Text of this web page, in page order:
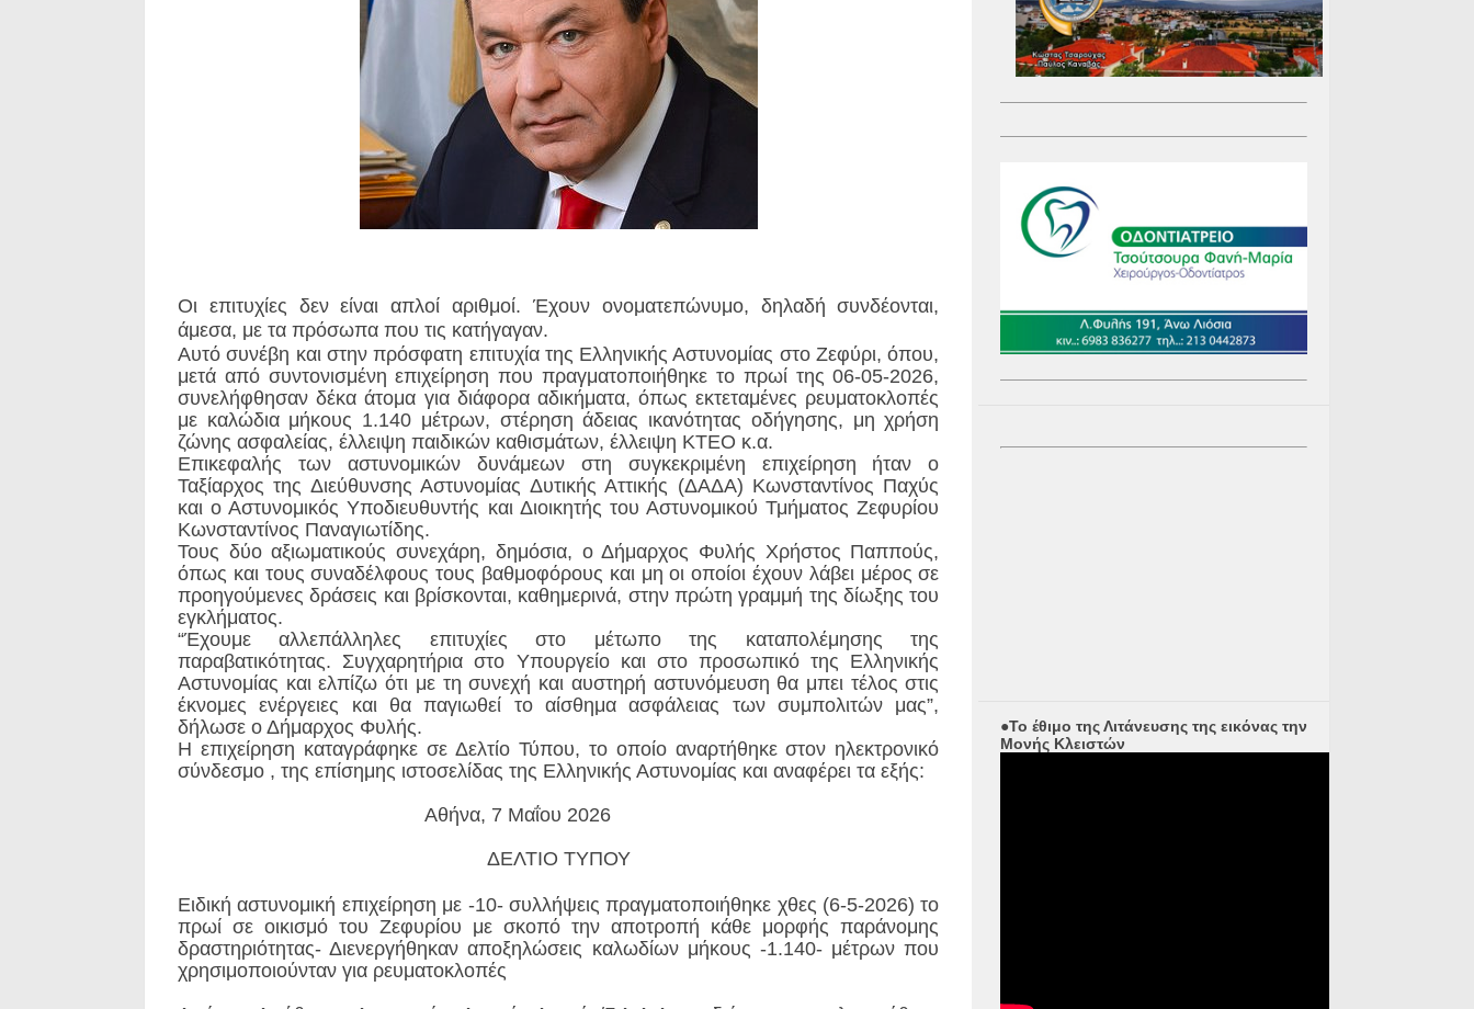
Οι επιτυχίες δεν είναι απλοί αριθμοί. Έχουν ονοματεπώνυμο, δηλαδή συνδέονται,
άμεσα, με τα πρόσωπα που τις κατήγαγαν.
Αυτό συνέβη και στην πρόσφατη επιτυχία της Ελληνικής Αστυνομίας στο Ζεφύρι, όπου,
μετά από συντονισμένη επιχείρηση που πραγματοποιήθηκε το πρωί της 06-05-2026,
συνελήφθησαν δέκα άτομα για διάφορα αδικήματα, όπως εκτεταμένες ρευματοκλοπές
με καλώδια μήκους 1.140 μέτρων, στέρηση άδειας ικανότητας οδήγησης, μη χρήση
ζώνης ασφαλείας, έλλειψη παιδικών καθισμάτων, έλλειψη ΚΤΕΟ κ.α.
Επικεφαλής των αστυνομικών δυνάμεων στη συγκεκριμένη επιχείρηση ήταν ο
Ταξίαρχος της Διεύθυνσης Αστυνομίας Δυτικής Αττικής (ΔΑΔΑ) Κωνσταντίνος Παχύς
και ο Αστυνομικός Υποδιευθυντής και Διοικητής του Αστυνομικού Τμήματος Ζεφυρίου
Κωνσταντίνος Παναγιωτίδης.
Τους δύο αξιωματικούς συνεχάρη, δημόσια, ο Δήμαρχος Φυλής Χρήστος Παππούς,
όπως και τους συναδέλφους τους βαθμοφόρους και μη οι οποίοι έχουν λάβει μέρος σε
προηγούμενες δράσεις και βρίσκονται, καθημερινά, στην πρώτη γραμμή της δίωξης του
εγκλήματος.
“Έχουμε αλλεπάλληλες επιτυχίες στο μέτωπο της καταπολέμησης της
παραβατικότητας. Συγχαρητήρια στο Υπουργείο και στο προσωπικό της Ελληνικής
Αστυνομίας και ελπίζω ότι με τη συνεχή και αυστηρή αστυνόμευση θα μπει τέλος στις
έκνομες ενέργειες και θα παγιωθεί το αίσθημα ασφάλειας των συμπολιτών μας”,
δήλωσε ο Δήμαρχος Φυλής.
Η επιχείρηση καταγράφηκε σε Δελτίο Τύπου, το οποίο αναρτήθηκε στον ηλεκτρονικό
σύνδεσμο , της επίσημης ιστοσελίδας της Ελληνικής Αστυνομίας και αναφέρει τα εξής:
Αθήνα, 7 Μαΐου 2026
ΔΕΛΤΙΟ ΤΥΠΟΥ
Ειδική αστυνομική επιχείρηση με -10- συλλήψεις πραγματοποιήθηκε χθες (6-5-2026) το
πρωί σε οικισμό του Ζεφυρίου με σκοπό την αποτροπή κάθε μορφής παράνομης
δραστηριότητας- Διενεργήθηκαν αποξηλώσεις καλωδίων μήκους -1.140- μέτρων που
χρησιμοποιούνταν για ρευματοκλοπές
●Το έθιμο της Λιτάνευσης της εικόνας την
Μονής Κλειστών